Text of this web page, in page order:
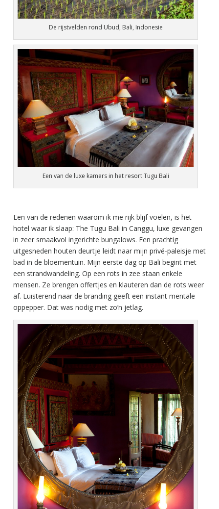
De rijstvelden rond Ubud, Bali, Indonesie
Een van de luxe kamers in het resort Tugu Bali
Een van de redenen waarom ik me rijk blijf voelen, is het
hotel waar ik slaap: The Tugu Bali in Canggu, luxe gevangen
in zeer smaakvol ingerichte bungalows. Een prachtig
uitgesneden houten deurtje leidt naar mijn privé-paleisje met
bad in de bloementuin. Mijn eerste dag op Bali begint met
een strandwandeling. Op een rots in zee staan enkele
mensen. Ze brengen offertjes en klauteren dan de rots weer
af. Luisterend naar de branding geeft een instant mentale
oppepper. Dat was nodig met zo’n jetlag.